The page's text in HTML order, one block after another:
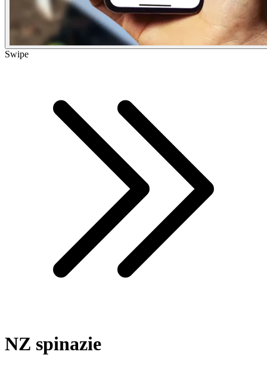
Swipe
NZ spinazie